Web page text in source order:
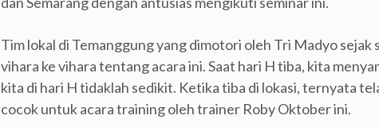
Tim lokal di Temanggung yang dimotori oleh Tri Madyo
vihara ke vihara tentang acara ini. Saat hari H tiba, kita
kita di hari H tidaklah sedikit. Ketika tiba di lokasi, ternyata
cocok untuk acara training oleh trainer Roby Oktober ini.